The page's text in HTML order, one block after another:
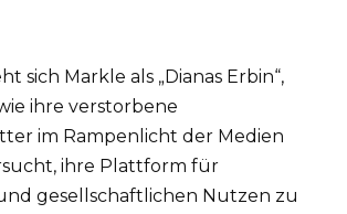
sich Markle als „Dianas Erbin“,
ihre verstorbene
im Rampenlicht der Medien
ihre Plattform für
gesellschaftlichen Nutzen zu